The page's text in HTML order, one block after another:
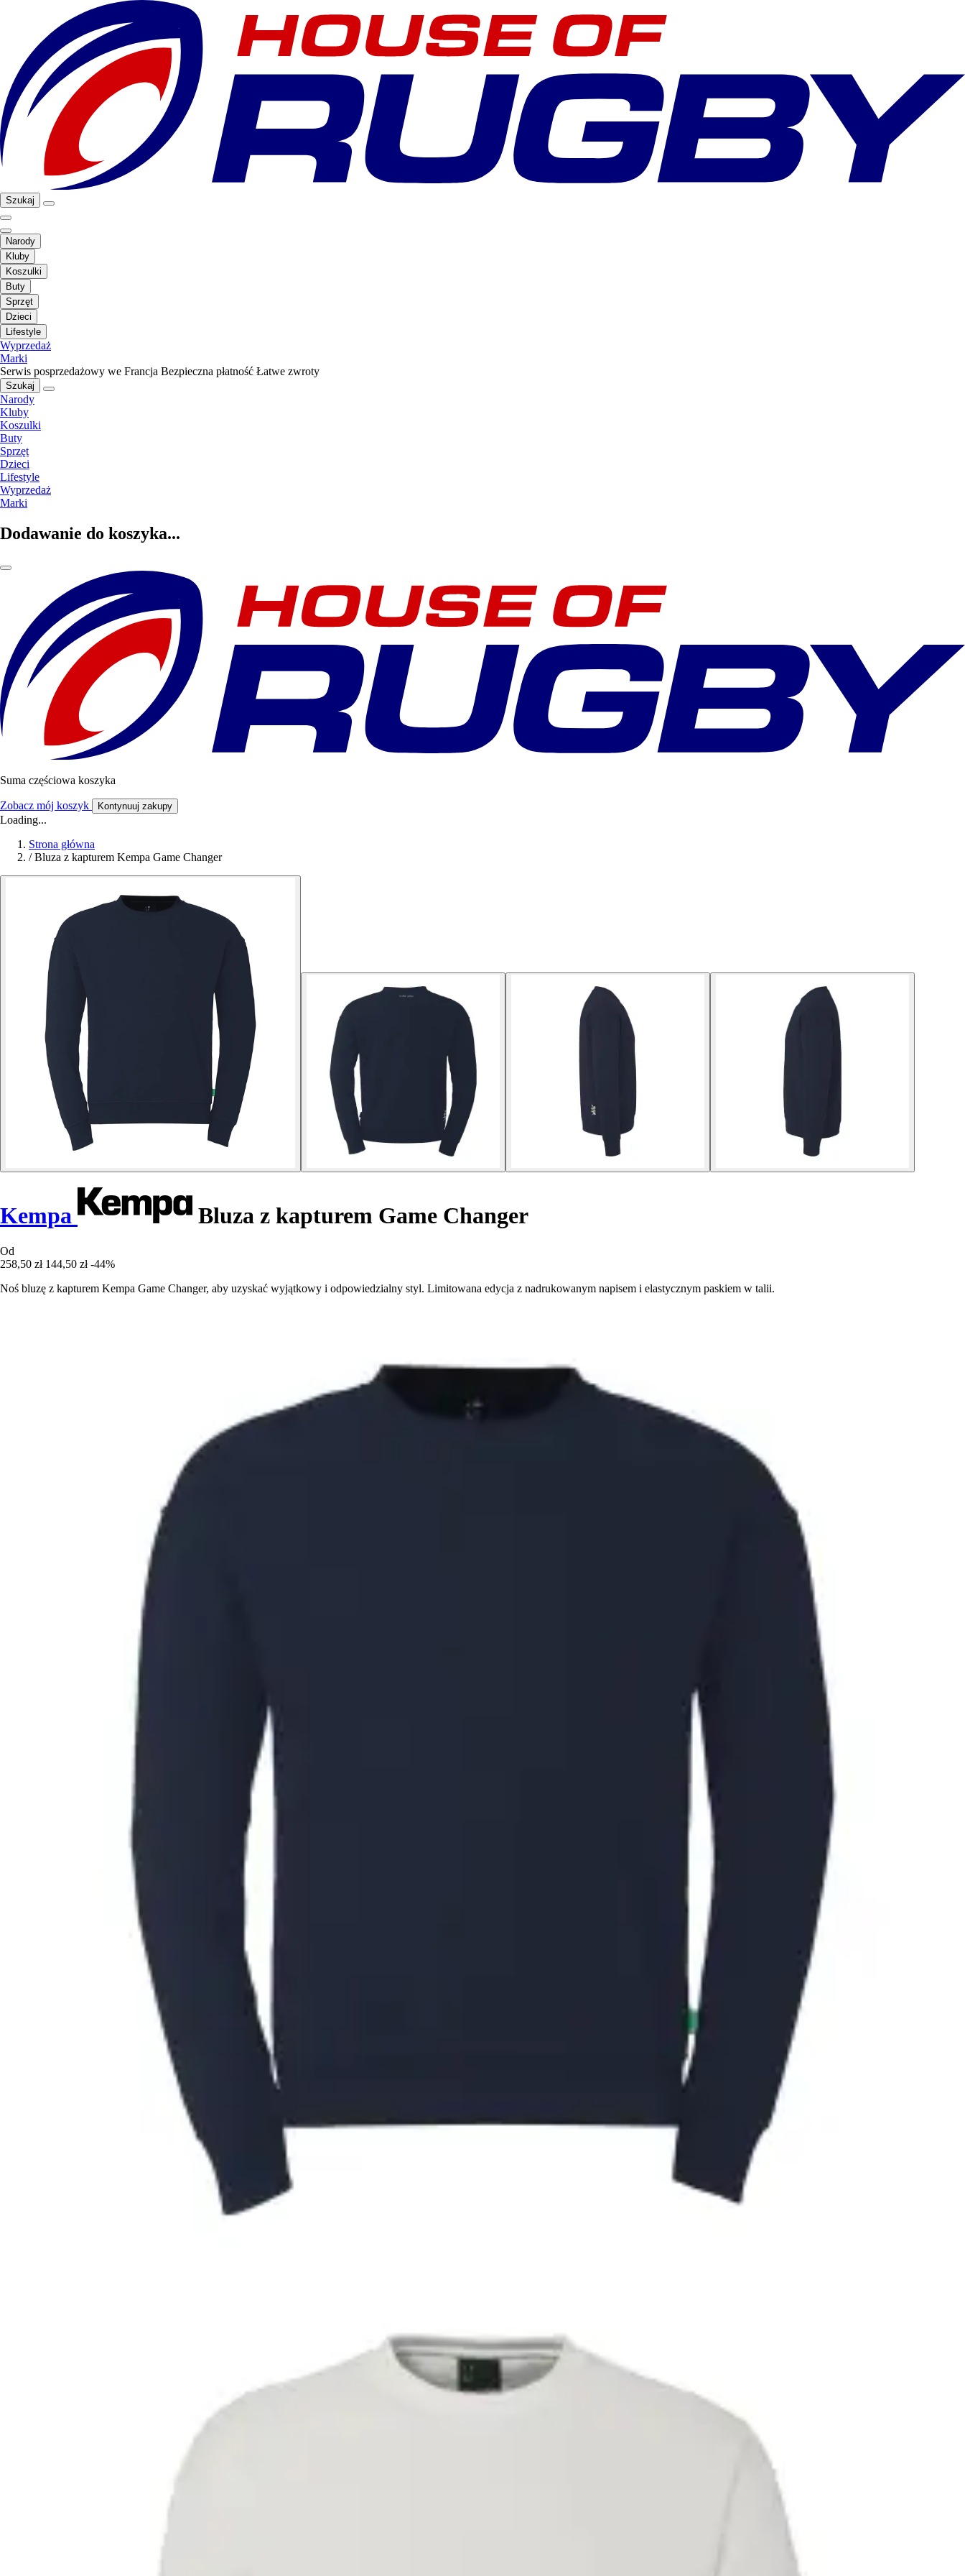
Szukaj
Narody
Kluby
Koszulki
Buty
Sprzęt
Dzieci
Lifestyle
Wyprzedaż
Marki
Serwis posprzedażowy we Francja Bezpieczna płatność Łatwe zwroty
Szukaj
Narody
Kluby
Koszulki
Buty
Sprzęt
Dzieci
Lifestyle
Wyprzedaż
Marki
Dodawanie do koszyka...
Suma częściowa koszyka
Zobacz mój koszyk Kontynuuj zakupy
Loading...
Strona główna
/ Bluza z kapturem Kempa Game Changer
Kempa Bluza z kapturem Game Changer
Od
258,50 zł 144,50 zł -44%
Noś bluzę z kapturem Kempa Game Changer, aby uzyskać wyjątkowy i odpowiedzialny styl. Limitowana edycja z nadrukowanym napisem i elastycznym paskiem w talii.